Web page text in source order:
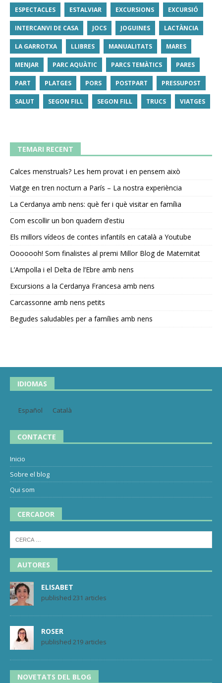
ESPECTACLES ESTALVIAR EXCURSIONS EXCURSIÓ
INTERCANVI DE CASA JOCS JOGUINES LACTÀNCIA
LA GARROTXA LLIBRES MANUALITATS MARES
MENJAR PARC AQUÀTIC PARCS TEMÀTICS PARES
PART PLATGES PORS POSTPART PRESSUPOST
SALUT SEGON FILL SEGON FILL TRUCS VIATGES
TEMARI RECENT
Calces menstruals? Les hem provat i en pensem això
Viatge en tren nocturn a París – La nostra experiència
La Cerdanya amb nens: què fer i què visitar en família
Com escollir un bon quadern d’estiu
Els millors vídeos de contes infantils en català a Youtube
Ooooooh! Som finalistes al premi Millor Blog de Maternitat
L’Ampolla i el Delta de l’Ebre amb nens
Excursions a la Cerdanya Francesa amb nens
Carcassonne amb nens petits
Begudes saludables per a famílies amb nens
IDIOMAS
Español Català
CONTACTE
Inicio
Sobre el blog
Qui som
CERCADOR
AUTORES
ELISABET
published 231 articles
ROSER
published 219 articles
NOVETATS DEL BLOG